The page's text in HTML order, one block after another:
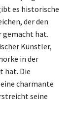
es historische
der den
gemacht hat.
Künstler,
in der
hat. Die
charmante
seine